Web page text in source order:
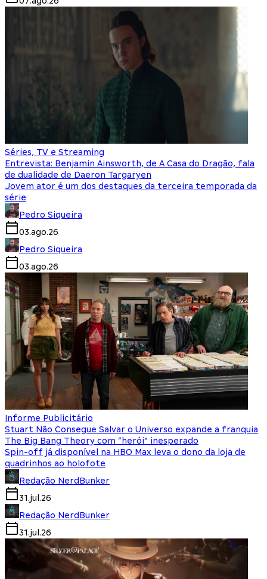
Séries, TV e Streaming
Entrevista: Benjamin Ainsworth, de A Casa do Dragão, fala
de dualidade de Daeron Targaryen
Jovem ator é um dos destaques da terceira temporada da
série
Pedro Siqueira
03.ago.26
Pedro Siqueira
03.ago.26
Informe Publicitário
Stuart Não Consegue Salvar o Universo expande a franquia
The Big Bang Theory com “herói” inesperado
Spin-off já disponível na HBO Max leva o dono da loja de
quadrinhos ao holofote
Redação NerdBunker
31.jul.26
Redação NerdBunker
31.jul.26